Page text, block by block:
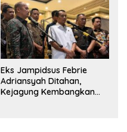
Eks Jampidsus Febrie
Adriansyah Ditahan,
Kejagung Kembangkan